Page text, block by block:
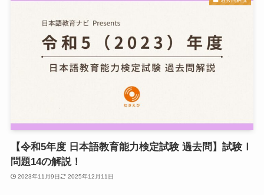
【令和5年度 日本語教育能力検定試験 過去問】試験Ⅰ
問題14の解説！
2023年11月9日 2025年12月11日